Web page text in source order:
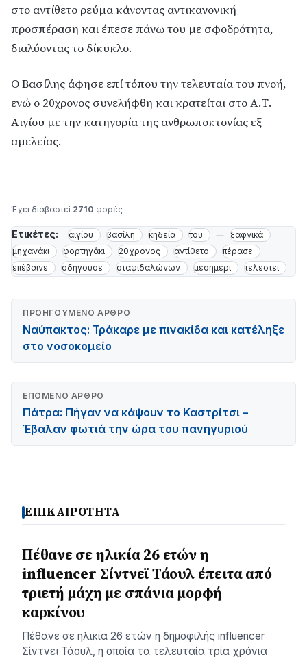
στο αντίθετο ρεύμα κάνοντας αντικανονική
προσπέραση και έπεσε πάνω του με σφοδρότητα,
διαλύοντας το δίκυκλο.
Ο Βασίλης άφησε επί τόπου την τελευταία του πνοή,
ενώ ο 20χρονος συνελήφθη και κρατείται στο Α.Τ.
Αιγίου με την κατηγορία της ανθρωποκτονίας εξ
αμελείας.
Έχει διαβαστεί 2710 φορές
Ετικέτες: αιγίου βασίλη κηδεία του
ξαφνικά
μηχανάκι
φορτηγάκι 20χρονος αντίθετο
πέρασε
επέβαινε
οδηγούσε σταφιδαλώνων μεσημέρι τελεστεί
ΠΡΟΗΓΟΎΜΕΝΟ ΆΡΘΡΟ
Ναύπακτος: Τράκαρε με πινακίδα και κατέληξε
στο νοσοκομείο
ΕΠΌΜΕΝΟ ΆΡΘΡΟ
Πάτρα: Πήγαν να κάψουν το Καστρίτσι –
Έβαλαν φωτιά την ώρα του πανηγυριού
ΕΠΙΚΑΙΡΟΤΗΤΑ
Πέθανε σε ηλικία 26 ετών η
influencer Σίντνεϊ Τάουλ έπειτα από
τριετή μάχη με σπάνια μορφή
καρκίνου
Πέθανε σε ηλικία 26 ετών η δημοφιλής influencer
Σίντνεϊ Τάουλ, η οποία τα τελευταία τρία χρόνια